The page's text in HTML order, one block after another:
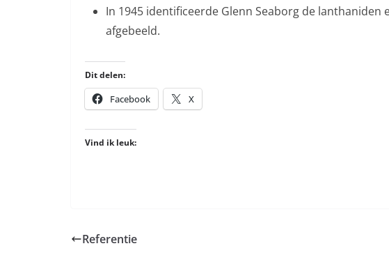
In 1945 identificeerde Glenn Seaborg de
afgebeeld.
Dit delen:
Facebook X
Vind ik leuk:
Referentie